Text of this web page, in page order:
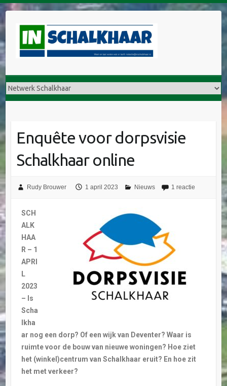
Enquête voor dorpsvisie
Schalkhaar online
Rudy Brouwer 1 april 2023 Nieuws 1 reactie
SCH
ALK
HAA
R – 1
APRI
L
2023
– Is
Scha
lkha
ar nog een dorp? Of een wijk van Deventer? Waar is
ruimte voor de bouw van nieuwe woningen? Hoe ziet
het (winkel)centrum van Schalkhaar eruit? En hoe zit
het met verkeer?